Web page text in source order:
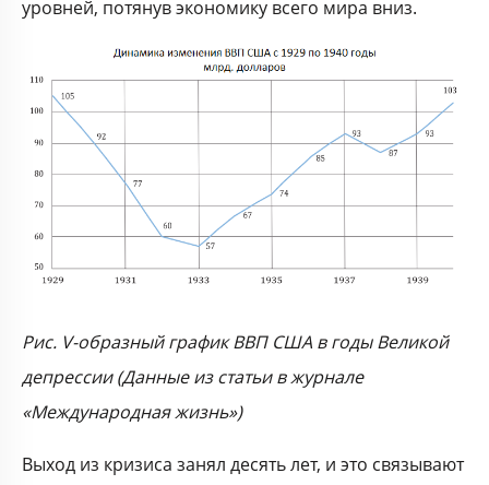
уровней, потянув экономику всего мира вниз.
Рис. V-образный график ВВП США в годы Великой
депрессии (Данные из статьи в журнале
«Международная жизнь»)
Выход из кризиса занял десять лет, и это связывают